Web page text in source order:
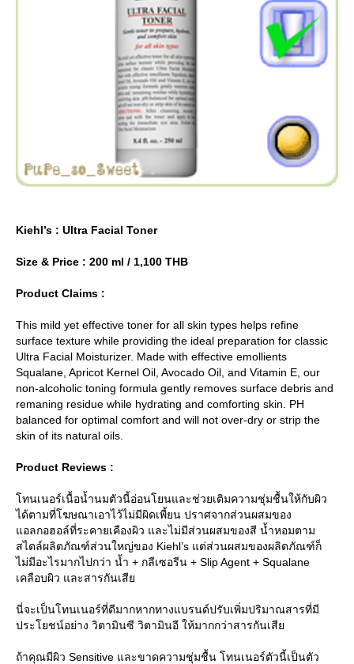
Kiehl’s : Ultra Facial Toner
Size & Price : 200 ml / 1,100 THB
Product Claims :
This mild yet effective toner for all skin types helps refine
surface texture while providing the ideal preparation for classic
Ultra Facial Moisturizer. Made with effective emollients
Squalane, Apricot Kernel Oil, Avocado Oil, and Vitamin E, our
non-alcoholic toning formula gently removes surface debris and
remaning residue while hydrating and comforting skin. PH
balanced for optimal comfort and will not over-dry or strip the
skin of its natural oils.
Product Reviews :
ทนเนอร์เนื้อน้ำนมตัวนี้อ่อนโยนและช่วยเติมความชุ่มชื้นให้กับผิว
ได้ตามที่โฆษณาเอาไว้ไม่มีผิดเพี้ยน ปราศจากส่วนผสมของ
อลกอฮอล์ที่ระคายเคืองผิว และไม่มีส่วนผสมของสี น้ำหอมตาม
สไตล์ผลิตภัณฑ์ส่วนใหญ่ของ Kiehl’s แต่ส่วนผสมของผลิตภัณฑ์ก็
ไม่มีอะไรมากไปกว่า น้ำ + กลีเซอรีน + Slip Agent + Squalane
เคลือบผิว และสารกันเสี
นี่จะเป็นโทนเนอร์ที่ดีมากหากทางแบรนด์ปรับเพิ่มปริมาณสารที่มี
ประโยชน์อย่าง วิตามินซี วิตามินอี ให้มากกว่าสารกันเสี
ถ้าคุณมีผิว Sensitive และขาดความชุ่มชื้น โทนเนอร์ตัวนี้เป็นตัว